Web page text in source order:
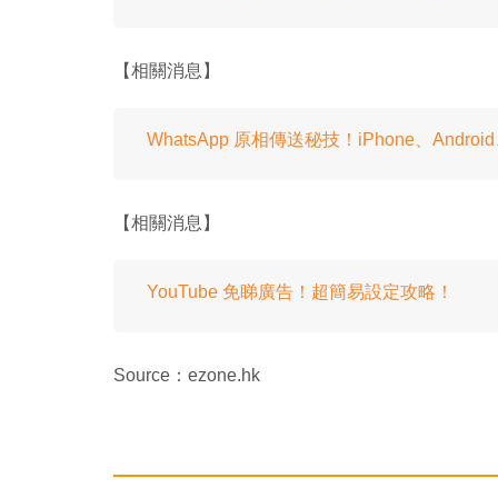
【相關消息】
WhatsApp 原相傳送秘技！iPhone、Android
【相關消息】
YouTube 免睇廣告！超簡易設定攻略！
Source：ezone.hk